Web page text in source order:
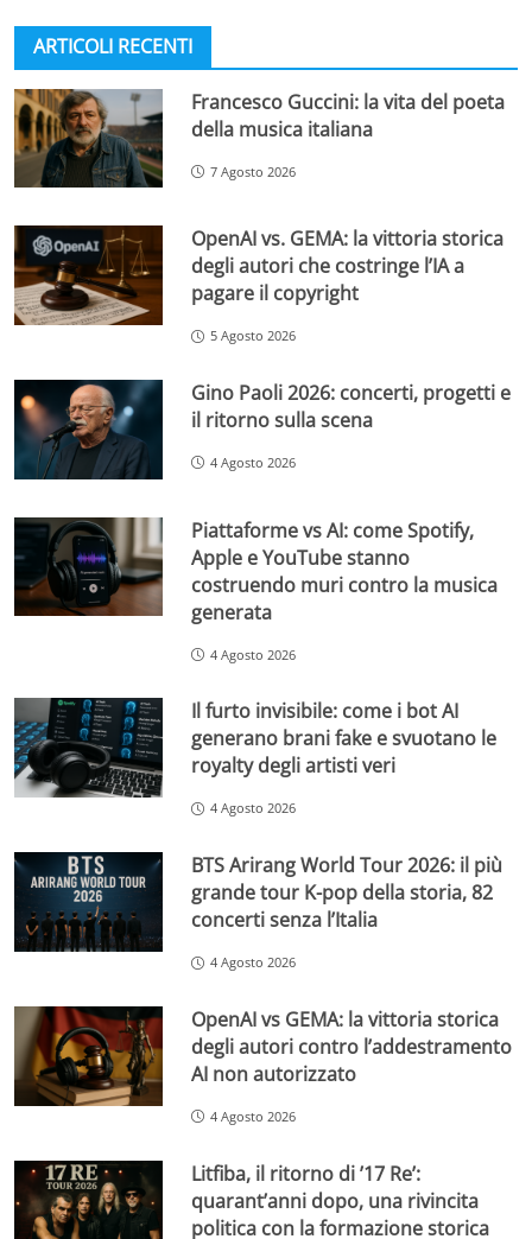
ARTICOLI RECENTI
Francesco Guccini: la vita del poeta
della musica italiana
7 Agosto 2026
OpenAI vs. GEMA: la vittoria storica
degli autori che costringe l’IA a
pagare il copyright
5 Agosto 2026
Gino Paoli 2026: concerti, progetti e
il ritorno sulla scena
4 Agosto 2026
Piattaforme vs AI: come Spotify,
Apple e YouTube stanno
costruendo muri contro la musica
generata
4 Agosto 2026
Il furto invisibile: come i bot AI
generano brani fake e svuotano le
royalty degli artisti veri
4 Agosto 2026
BTS Arirang World Tour 2026: il più
grande tour K-pop della storia, 82
concerti senza l’Italia
4 Agosto 2026
OpenAI vs GEMA: la vittoria storica
degli autori contro l’addestramento
AI non autorizzato
4 Agosto 2026
Litfiba, il ritorno di ’17 Re’:
quarant’anni dopo, una rivincita
politica con la formazione storica